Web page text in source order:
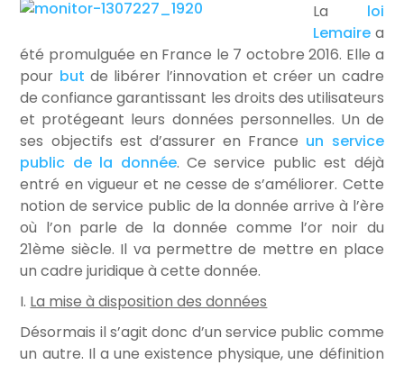
La loi
Lemaire a
été promulguée en France le 7 octobre 2016. Elle a
pour but de libérer l’innovation et créer un cadre
de confiance garantissant les droits des utilisateurs
et protégeant leurs données personnelles. Un de
ses objectifs est d’assurer en France un service
public de la donnée. Ce service public est déjà
entré en vigueur et ne cesse de s’améliorer. Cette
notion de service public de la donnée arrive à l’ère
où l’on parle de la donnée comme l’or noir du
21ème siècle. Il va permettre de mettre en place
un cadre juridique à cette donnée.
I. La mise à disposition des données
Désormais il s’agit donc d’un service public comme
un autre. Il a une existence physique, une définition